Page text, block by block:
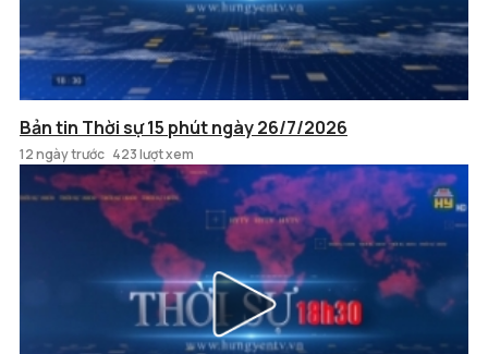
Bản tin Thời sự 15 phút ngày 26/7/2026
12 ngày trước 423 lượt xem